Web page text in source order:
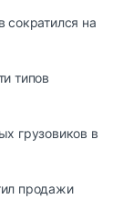
сократился на
типов
грузовиков в
продажи